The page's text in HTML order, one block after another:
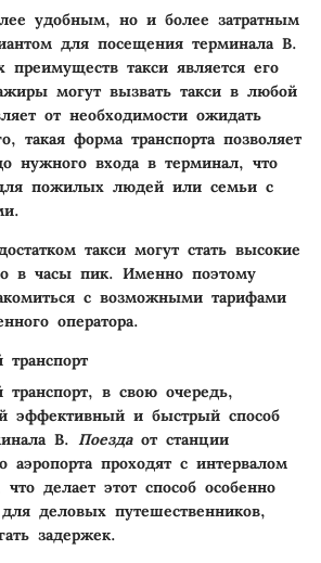
удобным, но и более затратным
для посещения терминала B.
такси является его
могут вызвать такси в любой
от необходимости ожидать
такая форма транспорта позволяет
нужного входа в терминал, что
пожилых людей или семьи с
такси могут стать высокие
в часы пик. Именно поэтому
с возможными тарифами
оператора.
в свою очередь,
эффективный и быстрый способ
B. Поездаот станции
аэропорта проходят с интервалом
делает этот способ особенно
деловых путешественников,
задержек.